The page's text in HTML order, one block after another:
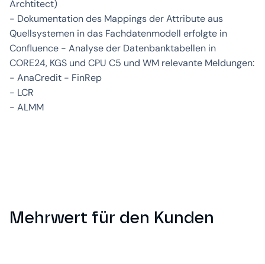
Archtitect)
- Dokumentation des Mappings der Attribute aus
Quellsystemen in das Fachdatenmodell erfolgte in
Confluence - Analyse der Datenbanktabellen in
CORE24, KGS und CPU C5 und WM relevante Meldungen:
- AnaCredit - FinRep
- LCR
- ALMM
Mehrwert für den Kunden